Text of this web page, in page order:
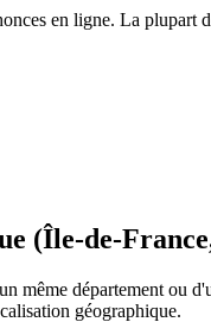
en ligne. La
(Île-de-
même département
géographique.